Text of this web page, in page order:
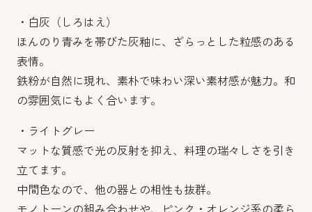
・白灰（しろはえ）
ほんのり青みを帯びた灰釉に、ざらっとした粒感のある
表情。
鉄粉が自然に現れ、素朴で味わい深い素材感が魅力。和
の雰囲気にもよく合います。
・ライトグレー
マットな質感で光の反射を抑え、料理の瑞々しさを引き
立てます。
中間色なので、他の器との相性も抜群。
モノトーンの組み合わせや、ピンク・オレンジ系の柔ら